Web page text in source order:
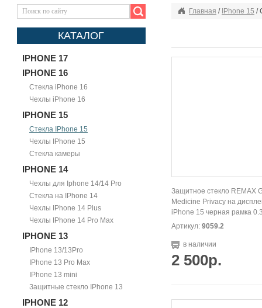
КАТАЛОГ
IPHONE 17
IPHONE 16
Стекла iPhone 16
Чехлы iPhone 16
IPHONE 15
Стекла IPhone 15
Чехлы IPhone 15
Стекла камеры
IPHONE 14
Чехлы для Iphone 14/14 Pro
Стекла на IPhone 14
Чехлы IPhone 14 Plus
Чехлы IPhone 14 Pro Max
IPHONE 13
IPhone 13/13Pro
IPhone 13 Pro Max
IPhone 13 mini
Защитные стекло IPhone 13
IPHONE 12
Главная / IPhone 15 /
Защитное стекло REMAX
Medicine Privacy на
iPhone 15 черная рамка
Артикул: 9059.2
в наличии
2 500р.